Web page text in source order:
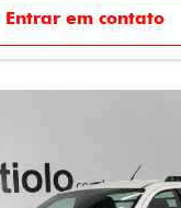
Entrar em contato